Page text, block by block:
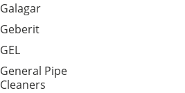
Galagar
Geberit
GEL
General Pipe
Cleaners